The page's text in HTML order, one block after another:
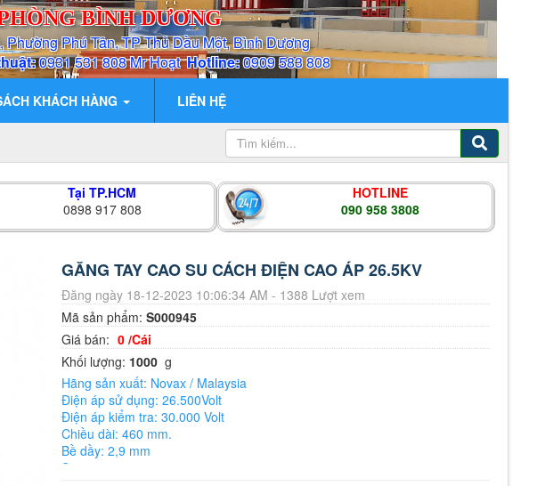
BÌNH DƯƠNG
Phú Tân, TP Thủ Dầu Một, Bình Dương
0931 531 808 Mr HoạtHotline:0909 583 808
KHÁCH HÀNG LIÊN HỆ
Tại TP.HCM
0898 917 808
HOTLINE
090 958 3808
GĂNG TAY CAO SU CÁCH ĐIỆN CAO ÁP 26.5KV
Đăng ngày 18-12-2023 10:06:34 AM - 1388 Lượt xem
Mã sản phẩm:S000945
Giá bán: 0 /Cái
Khối lượng: 1000 g
Hãng sản xuất: Novax / Malaysia
Điện áp sử dụng: 26.500Volt
Điện áp kiểm tra: 30.000 Volt
Chiều dài: 460 mm.
Bề dầy: 2,9 mm
Size: 9,10,11